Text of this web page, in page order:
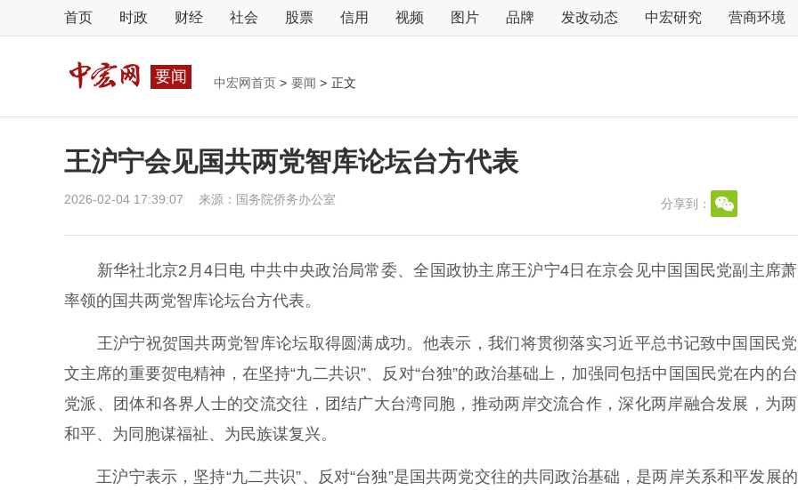
首页 时政 财经 社会 股票 信用 视频 图片 品牌 发改动态 中宏研究 营商环境
要闻 中宏网首页 > 要闻 > 正文
王沪宁会见国共两党智库论坛台方代表
2026-02-04 17:39:07 来源： 国务院侨务办公室 分享到：
新华社北京2月4日电 中共中央政治局常委、全国政协主席王沪宁4日在京会见中国国民党副主席
率领的国共两党智库论坛台方代表。
王沪宁祝贺国共两党智库论坛取得圆满成功。他表示，我们将贯彻落实习近平总书记致中国国民
文主席的重要贺电精神，在坚持“九二共识”、反对“台独”的政治基础上，加强同包括中国国民党在内的
党派、团体和各界人士的交流交往，团结广大台湾同胞，推动两岸交流合作，深化两岸融合发展，为
和平、为同胞谋福祉、为民族谋复兴。
王沪宁表示，坚持“九二共识”、反对“台独”是国共两党交往的共同政治基础，是两岸关系和平发展